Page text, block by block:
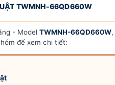
TWMNH-66QD660W
- Model TWMNH-66QD660W,
để xem chi tiết: